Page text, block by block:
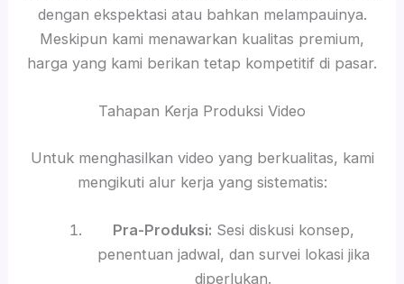
dengan ekspektasi atau bahkan melampauinya.
Meskipun kami menawarkan kualitas premium,
harga yang kami berikan tetap kompetitif di pasar.
Tahapan Kerja Produksi Video
Untuk menghasilkan video yang berkualitas, kami
mengikuti alur kerja yang sistematis:
Pra-Produksi: Sesi diskusi konsep,
penentuan jadwal, dan survei lokasi jika
diperlukan.